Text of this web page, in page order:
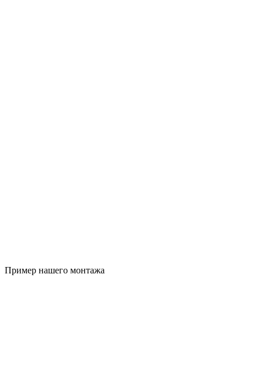
Пример нашего монтажа